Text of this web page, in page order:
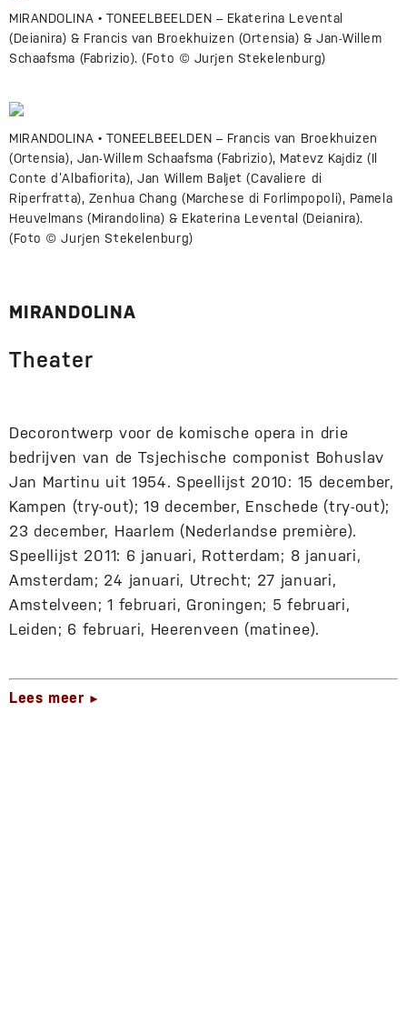
MIRANDOLINA • TONEELBEELDEN – Ekaterina Levental
(Deianira) & Francis van Broekhuizen (Ortensia) & Jan-Willem
Schaafsma (Fabrizio). (Foto © Jurjen Stekelenburg)
MIRANDOLINA • TONEELBEELDEN – Francis van Broekhuizen
(Ortensia), Jan-Willem Schaafsma (Fabrizio), Matevz Kajdiz (Il
Conte d’Albafiorita), Jan Willem Baljet (Cavaliere di
Riperfratta), Zenhua Chang (Marchese di Forlimpopoli), Pamela
Heuvelmans (Mirandolina) & Ekaterina Levental (Deianira).
(Foto © Jurjen Stekelenburg)
MIRANDOLINA
Theater
Decorontwerp voor de komische opera in drie
bedrijven van de Tsjechische componist Bohuslav
Jan Martinu uit 1954. Speellijst 2010: 15 december,
Kampen (try-out); 19 december, Enschede (try-out);
23 december, Haarlem (Nederlandse première).
Speellijst 2011: 6 januari, Rotterdam; 8 januari,
Amsterdam; 24 januari, Utrecht; 27 januari,
Amstelveen; 1 februari, Groningen; 5 februari,
Leiden; 6 februari, Heerenveen (matinee).
Lees meer ►